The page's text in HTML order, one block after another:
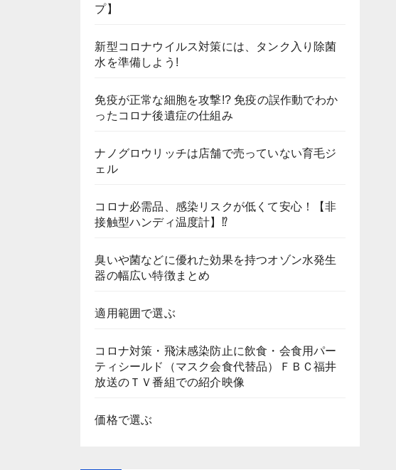
プ】
新型コロナウイルス対策には、タンク入り除菌
水を準備しよう!
免疫が正常な細胞を攻撃!? 免疫の誤作動でわか
ったコロナ後遺症の仕組み
ナノグロウリッチは店舗で売っていない育毛ジ
ェル
コロナ必需品、感染リスクが低くて安心！【非
接触型ハンディ温度計】⁉
臭いや菌などに優れた効果を持つオゾン水発生
器の幅広い特徴まとめ
適用範囲で選ぶ
コロナ対策・飛沫感染防止に飲食・会食用パー
ティシールド（マスク会食代替品）ＦＢＣ福井
放送のＴＶ番組での紹介映像
価格で選ぶ